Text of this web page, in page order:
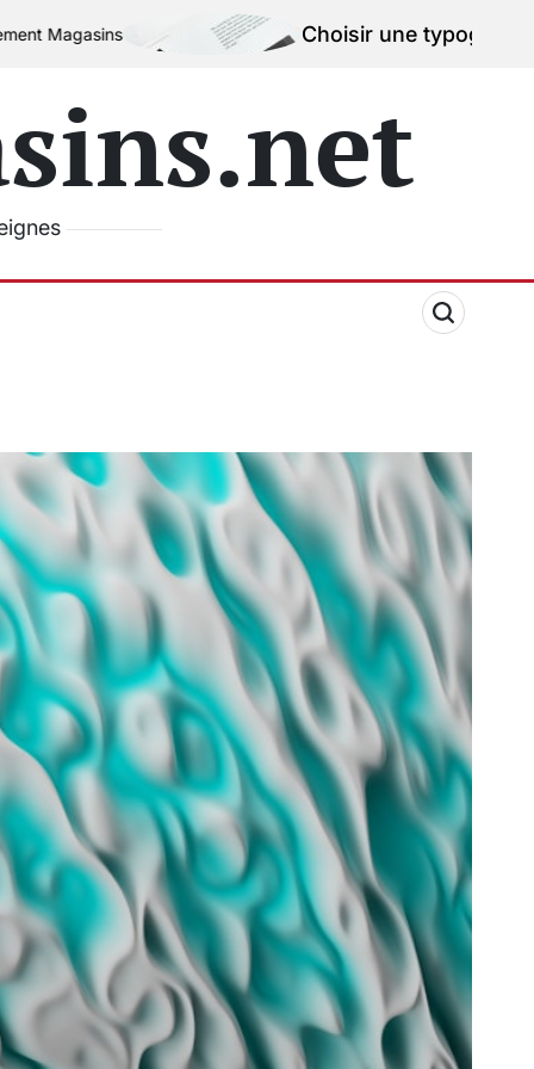
Choisir une typographie efficace